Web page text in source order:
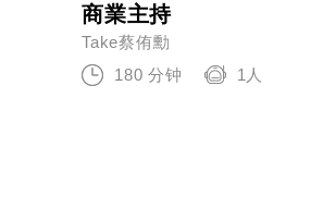
商業主持
Take蔡侑勳
180 分钟
1人